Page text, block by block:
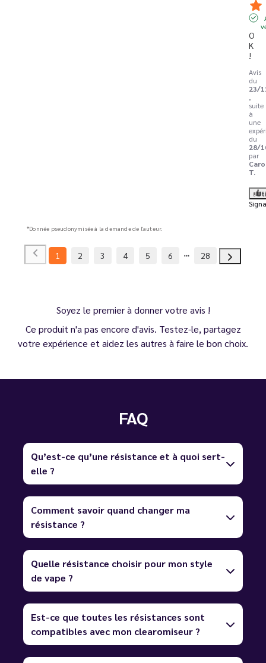
O
K
!
Avis
du
23/
,
suite
à
une
du
28/
par
T.
*Donnée pseudonymisée à la demande de l'auteur.
1 2 3 4 5 6 28
Soyez le premier à donner votre avis !
Ce produit n'a pas encore d'avis. Testez-le, partagez
votre expérience et aidez les autres à faire le bon choix.
FAQ
Qu’est-ce qu’une résistance et à quoi sert-
elle ?
Comment savoir quand changer ma
résistance ?
Quelle résistance choisir pour mon style
de vape ?
Est-ce que toutes les résistances sont
compatibles avec mon clearomiseur ?